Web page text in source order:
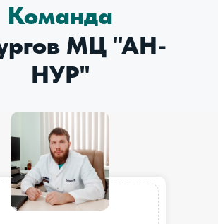
Команда
МЦ "АН-
НУР"